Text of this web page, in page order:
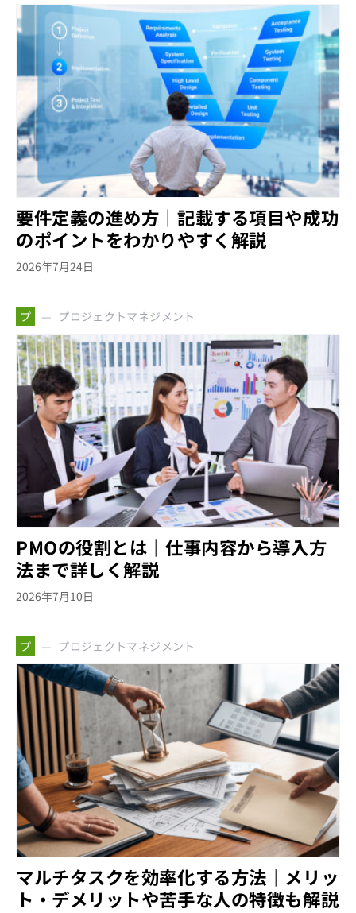
要件定義の進め方｜記載する項目や成功
のポイントをわかりやすく解説
2026年7月24日
プ プロジェクトマネジメント
PMOの役割とは｜仕事内容から導入方
法まで詳しく解説
2026年7月10日
プ プロジェクトマネジメント
マルチタスクを効率化する方法｜メリッ
ト・デメリットや苦手な人の特徴も解説